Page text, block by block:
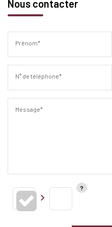
Nous contacter
Prénom*
N° de téléphone*
Message*